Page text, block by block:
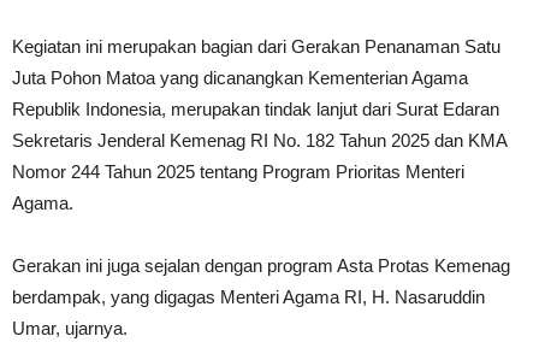
Kegiatan ini merupakan bagian dari Gerakan Penanaman Satu
Juta Pohon Matoa yang dicanangkan Kementerian Agama
Republik Indonesia, merupakan tindak lanjut dari Surat Edaran
Sekretaris Jenderal Kemenag RI No. 182 Tahun 2025 dan KMA
Nomor 244 Tahun 2025 tentang Program Prioritas Menteri
Agama.
Gerakan ini juga sejalan dengan program Asta Protas Kemenag
berdampak, yang digagas Menteri Agama RI, H. Nasaruddin
Umar, ujarnya.